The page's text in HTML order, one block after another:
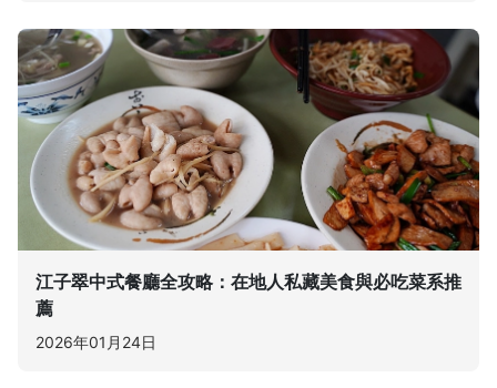
江子翠中式餐廳全攻略：在地人私藏美食與必吃菜系推
薦
2026年01月24日